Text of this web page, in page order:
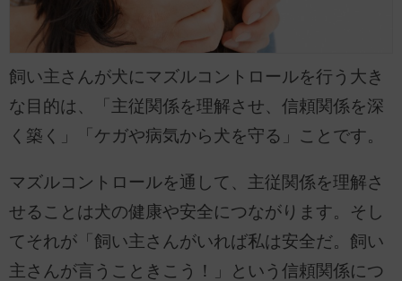
飼い主さんが犬にマズルコントロールを行う大き
な目的は、「主従関係を理解させ、信頼関係を深
く築く」「ケガや病気から犬を守る」ことです。
マズルコントロールを通して、主従関係を理解さ
せることは犬の健康や安全につながります。そし
てそれが「飼い主さんがいれば私は安全だ。飼い
主さんが言うこときこう！」という信頼関係につ